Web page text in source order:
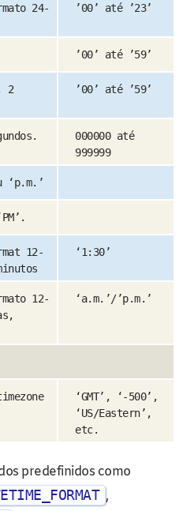
24-
’00’ até ’23’
’00’ até ’59’
2
’00’ até ’59’
000000 até
999999
‘p.m.’
12-
‘1:30’
12-
‘a.m.’/’p.m.’
‘GMT’, ‘-500’,
‘US/Eastern’,
etc.
predefinidos como
,